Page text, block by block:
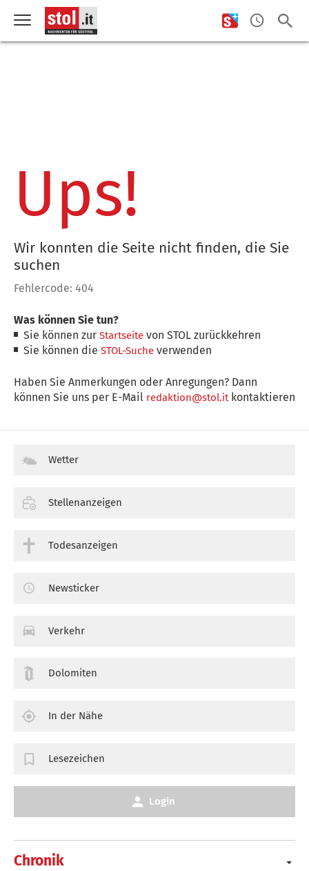
Ups!
Wir konnten die Seite nicht finden, die Sie
suchen
Fehlercode: 404
Was können Sie tun?
Sie können zurStartseite von STOL zurückkehren
Sie können dieSTOL-Suche verwenden
Haben Sie Anmerkungen oder Anregungen? Dann
können Sie uns per E-Mail redaktion@stol.itkontaktieren
Chronik
Wetter
Stellenanzeigen
Todesanzeigen
Newsticker
Verkehr
Dolomiten
In der Nähe
Lesezeichen
Login